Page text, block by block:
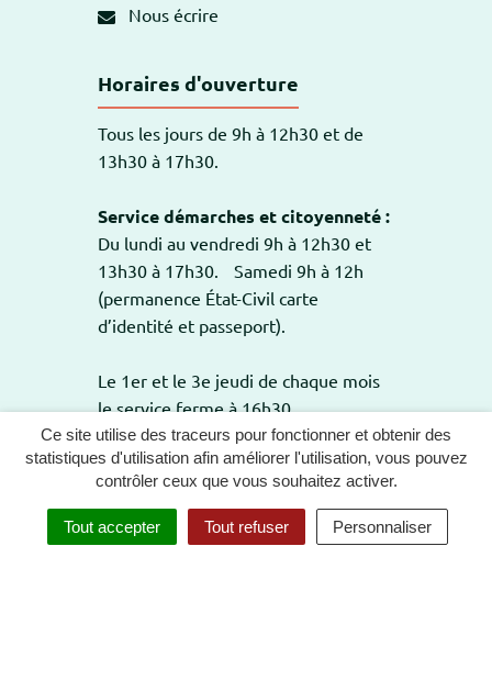
Ce site utilise des traceurs pour fonctionner et obtenir des
statistiques d'utilisation afin améliorer l'utilisation, vous pouvez
contrôler ceux que vous souhaitez activer.
Tout accepter Tout refuser Personnaliser
Nous écrire
Horaires d'ouverture
Tous les jours de 9h à 12h30 et de
13h30 à 17h30.
Service démarches et citoyenneté :
Du lundi au vendredi 9h à 12h30 et
13h30 à 17h30. Samedi 9h à 12h
(permanence État-Civil carte
d’identité et passeport).
Le 1er et le 3e jeudi de chaque mois
le service ferme à 16h30.
GESTION DES COOKIES
PLAN DU SITE
MENTIONS LÉGALES